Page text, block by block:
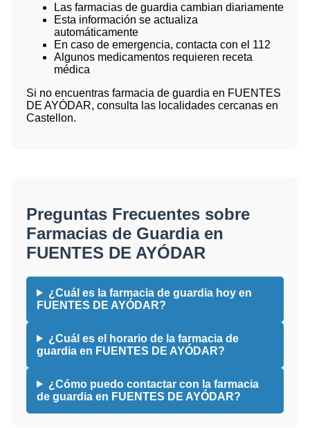
Las farmacias de guardia cambian diariamente
Esta información se actualiza
automáticamente
En caso de emergencia, contacta con el 112
Algunos medicamentos requieren receta
médica
Si no encuentras farmacia de guardia en FUENTES
DE AYÓDAR, consulta las localidades cercanas en
Castellon.
Preguntas Frecuentes sobre
Farmacias de Guardia en
FUENTES DE AYÓDAR
¿Cuál es la farmacia de guardia hoy en
FUENTES DE AYÓDAR?
¿Cuál es el horario de la farmacia de
guardia en FUENTES DE AYÓDAR?
¿Cómo puedo contactar con la farmacia
de guardia en FUENTES DE AYÓDAR?